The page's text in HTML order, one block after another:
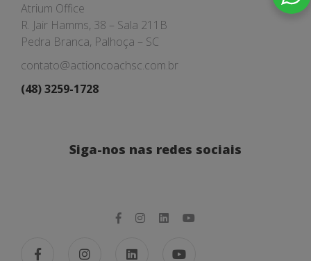
Atrium Office
R. Jair Hamms, 38 – Sala 211B
Pedra Branca, Palhoça – SC
contato@actioncoachsc.com.br
(48) 3259-1728
Siga-nos nas redes sociais